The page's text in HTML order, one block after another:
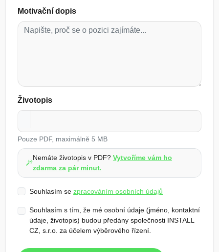
Motivační dopis
Životopis
Pouze PDF, maximálně 5 MB
Nemáte životopis v PDF? Vytvoříme vám ho
zdarma za pár minut.
Souhlasím se zpracováním osobních údajů
Souhlasím s tím, že mé osobní údaje (jméno, kontaktní
údaje, životopis) budou předány společnosti INSTALL
CZ, s.r.o. za účelem výběrového řízení.